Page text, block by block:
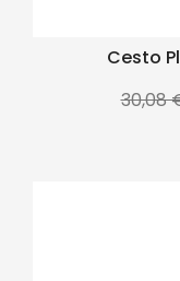
Cesto
Precio
30,08